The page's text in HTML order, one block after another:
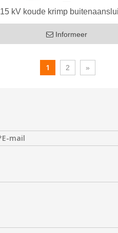
15 kV koude krimp
Informeer
1 2 »